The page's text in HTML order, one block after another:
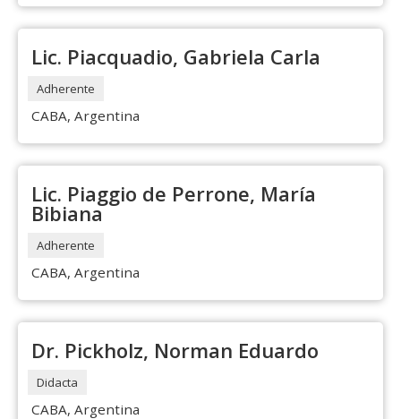
Lic. Piacquadio, Gabriela Carla
Adherente
CABA, Argentina
Lic. Piaggio de Perrone, María
Bibiana
Adherente
CABA, Argentina
Dr. Pickholz, Norman Eduardo
Didacta
CABA, Argentina